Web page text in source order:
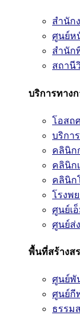
สำนัก
ศูนย์ห
สำนัก
สถานี
บริการทาง
โอสถ
บริกา
คลินิก
คลินิก
คลินิก
โรงพ
ศูนย์เ
ศูนย์ส่
พื้นที่สร้างส
ศูนย์พั
ศูนย์กี
ธรรม